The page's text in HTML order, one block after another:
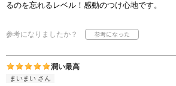
るのを忘れるレベル！感動のつけ心地です。
参考になりましたか？
潤い最高
まいまい さん